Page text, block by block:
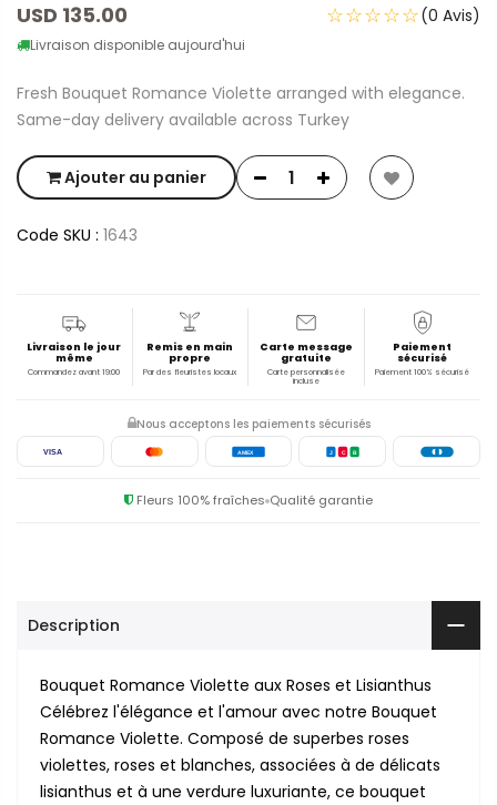
USD 135.00
Livraison disponible aujourd'hui
☆☆☆☆☆(0 Avis)
Fresh Bouquet Romance Violette arranged with elegance.
Same-day delivery available across Turkey
Ajouter au panier
Code SKU : 1643
Livraison le jour
même
Commandez avant 19:00
Remis en main
propre
Par des fleuristes locaux
Carte message
gratuite
Carte personnalisée
incluse
Paiement
sécurisé
Paiement 100% sécurisé
Nous acceptons les paiements sécurisés
VISA AMEX J C B
Fleurs 100% fraîches Qualité garantie
Description
Bouquet Romance Violette aux Roses et Lisianthus
Célébrez l'élégance et l'amour avec notre Bouquet
Romance Violette. Composé de superbes roses
violettes, roses et blanches, associées à de délicats
lisianthus et à une verdure luxuriante, ce bouquet